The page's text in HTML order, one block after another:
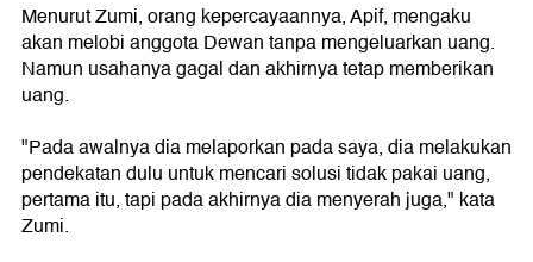
Menurut Zumi, orang kepercayaannya, Apif, mengaku
akan melobi anggota Dewan tanpa mengeluarkan uang.
Namun usahanya gagal dan akhirnya tetap memberikan
uang.
"Pada awalnya dia melaporkan pada saya, dia melakukan
pendekatan dulu untuk mencari solusi tidak pakai uang,
pertama itu, tapi pada akhirnya dia menyerah juga," kata
Zumi.